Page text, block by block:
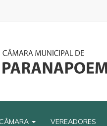
VEREADORES